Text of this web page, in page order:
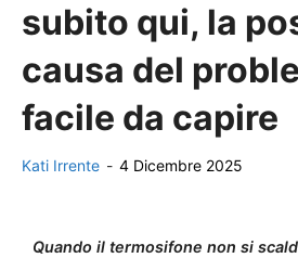
subito qui, la
causa del
facile da capire
Kati Irrente - 4 Dicembre 2025
Quando il termosifone non si